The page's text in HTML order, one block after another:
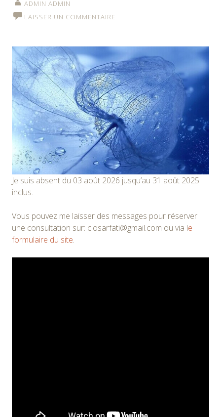
ADMIN ADMIN
LAISSER UN COMMENTAIRE
Je suis absent du 03 août 2026 jusqu’au 31 août 2025
inclus.
Vous pouvez me laisser des messages pour réserver
une consultation sur: closarfati@gmail.com ou via le
formulaire du site.